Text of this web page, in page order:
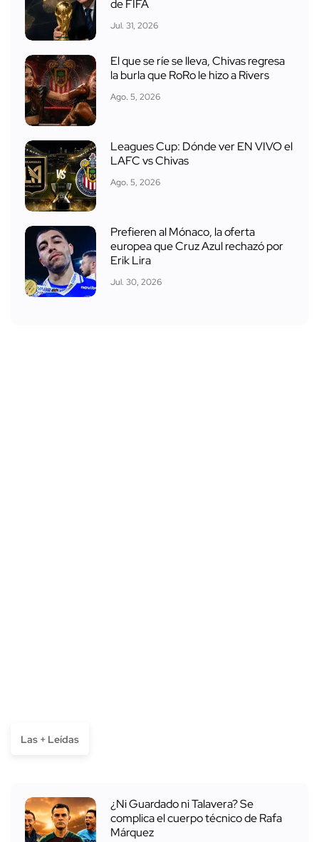
de FIFA
Jul. 31, 2026
El que se ríe se lleva, Chivas regresa
la burla que RoRo le hizo a Rivers
Ago. 5, 2026
Leagues Cup: Dónde ver EN VIVO el
LAFC vs Chivas
Ago. 5, 2026
Prefieren al Mónaco, la oferta
europea que Cruz Azul rechazó por
Erik Lira
Jul. 30, 2026
Las + Leídas
¿Ni Guardado ni Talavera? Se
complica el cuerpo técnico de Rafa
Márquez